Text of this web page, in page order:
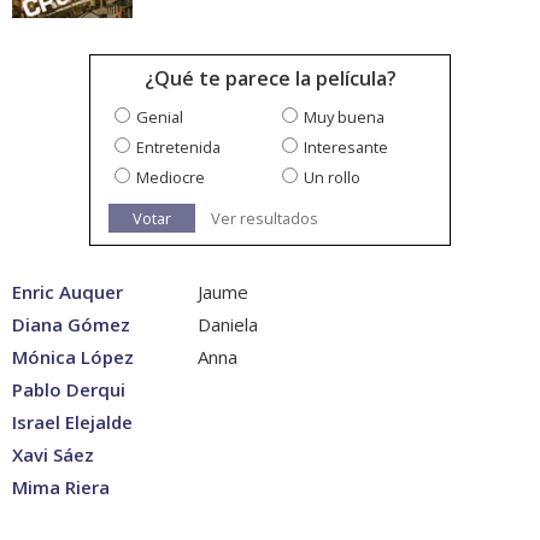
¿Qué te parece la película?
Genial
Muy buena
Entretenida
Interesante
Mediocre
Un rollo
Votar
Ver resultados
Enric Auquer
Jaume
Diana Gómez
Daniela
Mónica López
Anna
Pablo Derqui
Israel Elejalde
Xavi Sáez
Mima Riera